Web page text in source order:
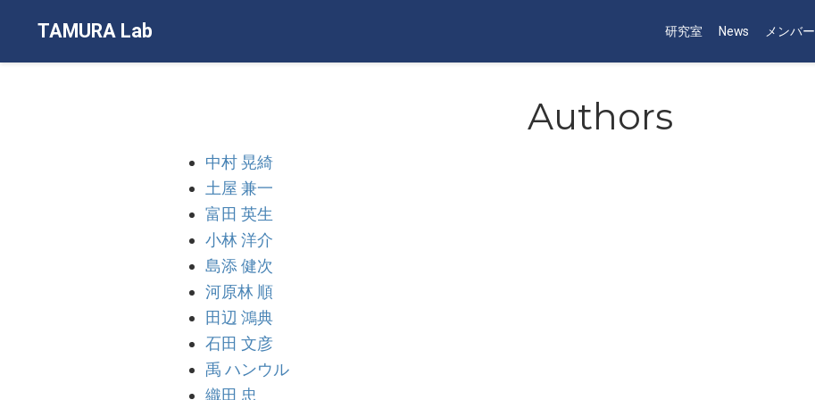
TAMURA Lab 研究室 News メンバー
Authors
中村 晃綺
土屋 兼一
富田 英生
小林 洋介
島添 健次
河原林 順
田辺 鴻典
石田 文彦
禹 ハンウル
織田 忠